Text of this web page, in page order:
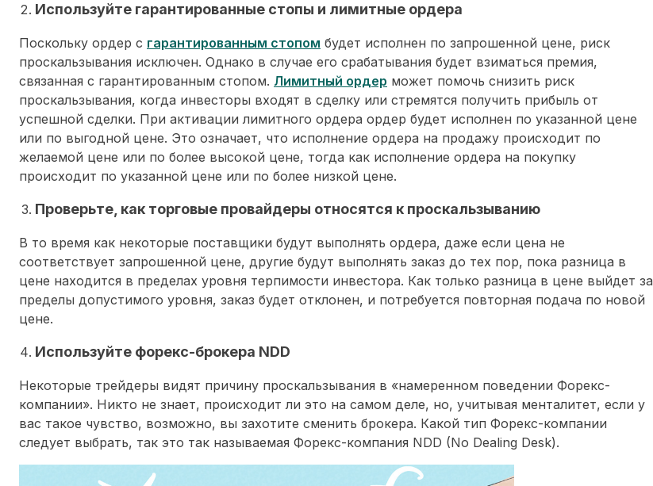
Используйте гарантированные стопы и лимитные ордера
Поскольку ордер с гарантированным стопом будет исполнен по запрошенной цене, риск
проскальзывания исключен. Однако в случае его срабатывания будет взиматься премия,
связанная с гарантированным стопом. Лимитный ордер может помочь снизить риск
проскальзывания, когда инвесторы входят в сделку или стремятся получить прибыль от
успешной сделки. При активации лимитного ордера ордер будет исполнен по указанной цене
или по выгодной цене. Это означает, что исполнение ордера на продажу происходит по
желаемой цене или по более высокой цене, тогда как исполнение ордера на покупку
происходит по указанной цене или по более низкой цене.
Проверьте, как торговые провайдеры относятся к проскальзыванию
В то время как некоторые поставщики будут выполнять ордера, даже если цена не
соответствует запрошенной цене, другие будут выполнять заказ до тех пор, пока разница в
цене находится в пределах уровня терпимости инвестора. Как только разница в цене выйдет за
пределы допустимого уровня, заказ будет отклонен, и потребуется повторная подача по новой
цене.
Используйте форекс-брокера NDD
Некоторые трейдеры видят причину проскальзывания в «намеренном поведении Форекс-
компании». Никто не знает, происходит ли это на самом деле, но, учитывая менталитет, если у
вас такое чувство, возможно, вы захотите сменить брокера. Какой тип Форекс-компании
следует выбрать, так это так называемая Форекс-компания NDD (No Dealing Desk).